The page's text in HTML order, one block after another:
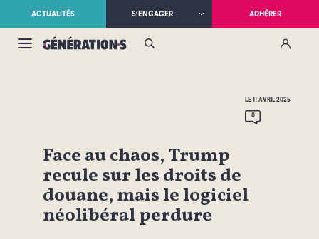
ACTUALITÉS S’ENGAGER ADHÉRER
LE 11 AVRIL 2025
0
Face au chaos, Trump
recule sur les droits de
douane, mais le logiciel
néolibéral perdure